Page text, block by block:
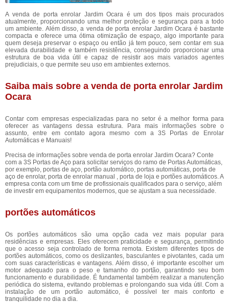
A venda de porta enrolar Jardim Ocara é um dos tipos mais procurados
atualmente, proporcionando uma melhor proteção e segurança para a todo
um ambiente. Além disso, a venda de porta enrolar Jardim Ocara é bastante
compacta e oferece uma ótima otimização de espaço, algo importante para
quem deseja preservar o espaço ou então já tem pouco, sem contar em sua
elevada durabilidade e também resistência, conseguindo proporcionar uma
estrutura de boa vida útil e capaz de resistir aos mais variados agentes
prejudiciais, o que permite seu uso em ambientes externos.
Saiba mais sobre a venda de porta enrolar Jardim
Ocara
Contar com empresas especializadas para no setor é a melhor forma para
oferecer as vantagens dessa estrutura. Para mais informações sobre o
assunto, entre em contato agora mesmo com a 3S Portas de Enrolar
Automáticas e Manuais!
Precisa de informações sobre venda de porta enrolar Jardim Ocara? Conte
com a 3S Portas de Aço para solicitar serviços do ramo de Portas Automáticas,
por exemplo, portas de aço, portão automático, portas automáticas, porta de
aço de enrolar, porta de enrolar manual , porta de loja e portões automáticos. A
empresa conta com um time de profissionais qualificados para o serviço, além
de investir em equipamentos modernos, que se ajustam a sua necessidade.
portões automáticos
Os portões automáticos são uma opção cada vez mais popular para
residências e empresas. Eles oferecem praticidade e segurança, permitindo
que o acesso seja controlado de forma remota. Existem diferentes tipos de
portões automáticos, como os deslizantes, basculantes e pivotantes, cada um
com suas características e vantagens. Além disso, é importante escolher um
motor adequado para o peso e tamanho do portão, garantindo seu bom
funcionamento e durabilidade. É fundamental também realizar a manutenção
periódica do sistema, evitando problemas e prolongando sua vida útil. Com a
instalação de um portão automático, é possível ter mais conforto e
tranquilidade no dia a dia.